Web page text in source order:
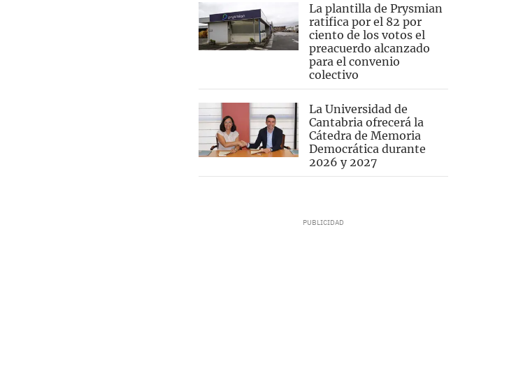
La plantilla de Prysmian
ratifica por el 82 por
ciento de los votos el
preacuerdo alcanzado
para el convenio
colectivo
La Universidad de
Cantabria ofrecerá la
Cátedra de Memoria
Democrática durante
2026 y 2027